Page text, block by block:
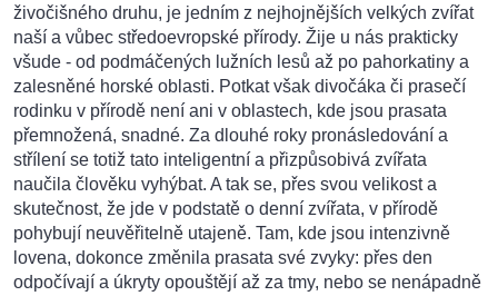
živočišného druhu, je jedním z nejhojnějších velkých zvířat
naší a vůbec středoevropské přírody. Žije u nás prakticky
všude - od podmáčených lužních lesů až po pahorkatiny a
zalesněné horské oblasti. Potkat však divočáka či prasečí
rodinku v přírodě není ani v oblastech, kde jsou prasata
přemnožená, snadné. Za dlouhé roky pronásledování a
střílení se totiž tato inteligentní a přizpůsobivá zvířata
naučila člověku vyhýbat. A tak se, přes svou velikost a
skutečnost, že jde v podstatě o denní zvířata, v přírodě
pohybují neuvěřitelně utajeně. Tam, kde jsou intenzivně
lovena, dokonce změnila prasata své zvyky: přes den
odpočívají a úkryty opouštějí až za tmy, nebo se nenápadně